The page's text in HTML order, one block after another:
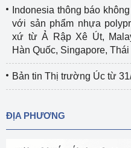
Indonesia thông báo
với sản phẩm nhựa
xứ từ Ả Rập Xê Út,
Hàn Quốc, Singapore,
Bản tin Thị trường Úc từ
ĐỊA PHƯƠNG